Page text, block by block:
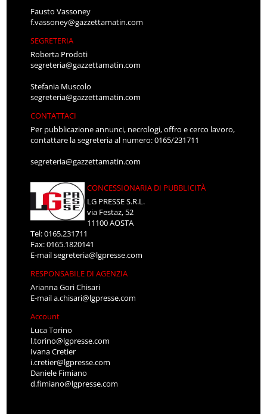
Fausto Vassoney
f.vassoney@gazzettamatin.com
SEGRETERIA
Roberta Prodoti
segreteria@gazzettamatin.com
Stefania Muscolo
segreteria@gazzettamatin.com
CONTATTACI
Per pubblicazione annunci, necrologi, offro e cerco lavoro,
contattare la segreteria al numero: 0165/231711
segreteria@gazzettamatin.com
CONCESSIONARIA DI PUBBLICITÀ
LG PRESSE S.R.L.
via Festaz, 52
11100 AOSTA
Tel: 0165.231711
Fax: 0165.1820141
E-mailsegreteria@lgpresse.com
RESPONSABILE DI AGENZIA
Arianna Gori Chisari
E-maila.chisari@lgpresse.com
Account
Luca Torino
l.torino@lgpresse.com
Ivana Cretier
i.cretier@lgpresse.com
Daniele Fimiano
d.fimiano@lgpresse.com